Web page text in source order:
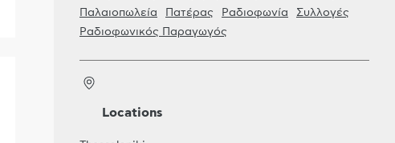
Παλαιοπωλεία
Πατέρας Ραδιοφωνία
Συλλογές
Ραδιοφωνικός Παραγωγός
Locations